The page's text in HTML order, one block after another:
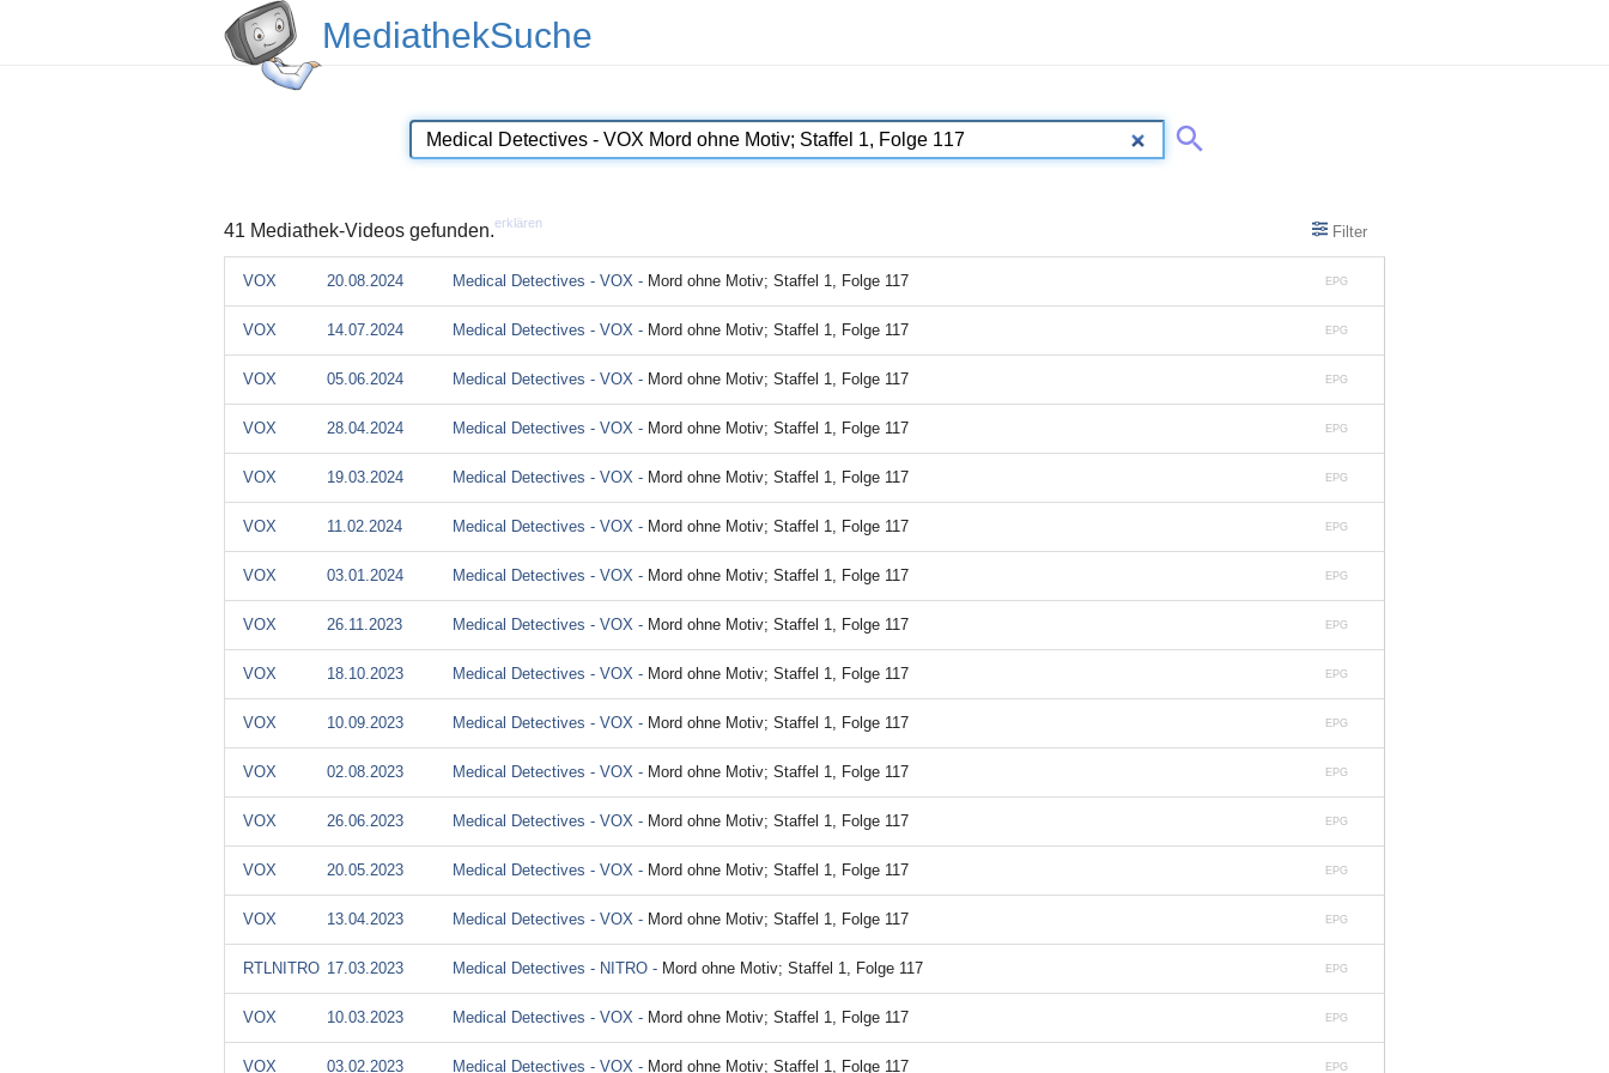
MediathekSuche
41 Mediathek-Videos gefunden.erklären Filter
EPG
VOX 20.08.2024 Medical Detectives - VOX - Mord ohne Motiv; Staffel 1, Folge 117
EPG
VOX 14.07.2024 Medical Detectives - VOX - Mord ohne Motiv; Staffel 1, Folge 117
EPG
VOX 05.06.2024 Medical Detectives - VOX - Mord ohne Motiv; Staffel 1, Folge 117
EPG
VOX 28.04.2024 Medical Detectives - VOX - Mord ohne Motiv; Staffel 1, Folge 117
EPG
VOX 19.03.2024 Medical Detectives - VOX - Mord ohne Motiv; Staffel 1, Folge 117
EPG
VOX 11.02.2024 Medical Detectives - VOX - Mord ohne Motiv; Staffel 1, Folge 117
EPG
VOX 03.01.2024 Medical Detectives - VOX - Mord ohne Motiv; Staffel 1, Folge 117
EPG
VOX 26.11.2023 Medical Detectives - VOX - Mord ohne Motiv; Staffel 1, Folge 117
EPG
VOX 18.10.2023 Medical Detectives - VOX - Mord ohne Motiv; Staffel 1, Folge 117
EPG
VOX 10.09.2023 Medical Detectives - VOX - Mord ohne Motiv; Staffel 1, Folge 117
EPG
VOX 02.08.2023 Medical Detectives - VOX - Mord ohne Motiv; Staffel 1, Folge 117
EPG
VOX 26.06.2023 Medical Detectives - VOX - Mord ohne Motiv; Staffel 1, Folge 117
EPG
VOX 20.05.2023 Medical Detectives - VOX - Mord ohne Motiv; Staffel 1, Folge 117
EPG
VOX 13.04.2023 Medical Detectives - VOX - Mord ohne Motiv; Staffel 1, Folge 117
EPG
RTLNITRO 17.03.2023 Medical Detectives - NITRO - Mord ohne Motiv; Staffel 1, Folge 117
EPG
VOX 10.03.2023 Medical Detectives - VOX - Mord ohne Motiv; Staffel 1, Folge 117
EPG
VOX 03.02.2023 Medical Detectives - VOX - Mord ohne Motiv; Staffel 1, Folge 117